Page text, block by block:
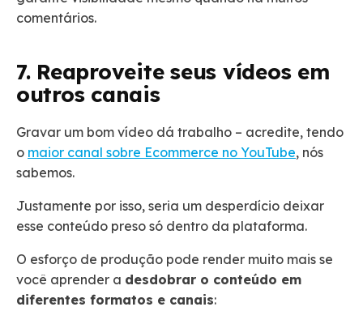
comentários.
7. Reaproveite seus vídeos em
outros canais
Gravar um bom vídeo dá trabalho – acredite, tendo
o maior canal sobre Ecommerce no YouTube, nós
sabemos.
Justamente por isso, seria um desperdício deixar
esse conteúdo preso só dentro da plataforma.
O esforço de produção pode render muito mais se
você aprender a desdobrar o conteúdo em
diferentes formatos e canais: